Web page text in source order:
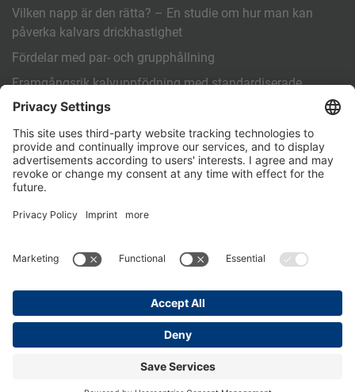
Vilken napp är den rätta? – En studie om hur man kan
påverka kalvars drickhastighet
Fördelar med par- och grupphållning
Framgångsrik kalvuppfödning med standardiserade
arbetsrutiner (SOP)
ANNAT
Kontakt
PartnerPortal
Impressum